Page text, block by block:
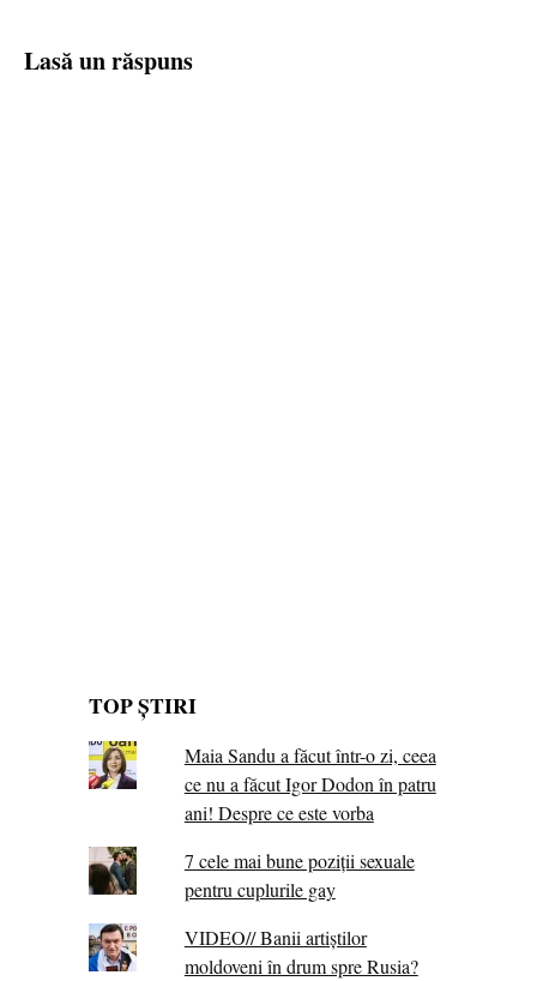
Lasă un răspuns
TOP ȘTIRI
Maia Sandu a făcut într-o zi, ceea
ce nu a făcut Igor Dodon în patru
ani! Despre ce este vorba
7 cele mai bune poziții sexuale
pentru cuplurile gay
VIDEO// Banii artiștilor
moldoveni în drum spre Rusia?